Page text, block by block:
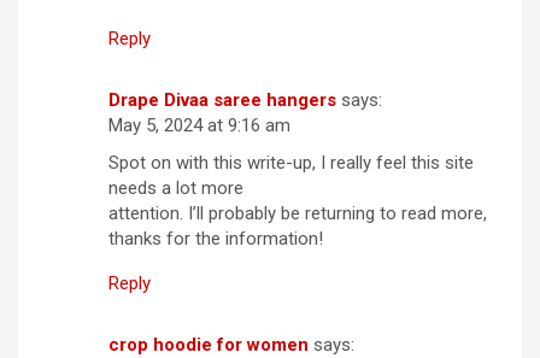
Reply
Drape Divaa saree hangers says:
May 5, 2024 at 9:16 am
Spot on with this write-up, I really feel this site
needs a lot more
attention. I’ll probably be returning to read more,
thanks for the information!
Reply
crop hoodie for women says: